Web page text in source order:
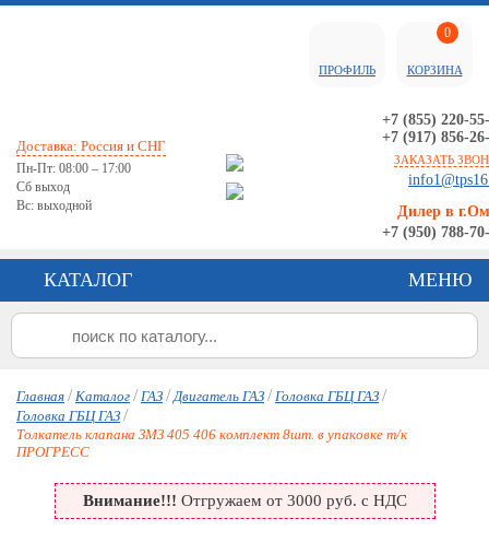
Доставка: Россия и СНГ
Пн-Пт: 08:00 – 17:00
Сб выход
Вс: выходной
+7 (855) 220-
+7 (917) 856-
ЗАКАЗАТЬ
Дилер в
+7 (950) 788-
ПРОФИЛЬ
0
КОРЗИНА
КАТАЛОГ МЕНЮ
Главная / Каталог / ГАЗ / Двигатель ГАЗ / Головка ГБЦ ГАЗ /
Головка ГБЦ ГАЗ /
Толкатель клапана ЗМЗ 405 406 комплект 8шт. в упаковке т/к
ПРОГРЕСС
Внимание!!! Отгружаем от 3000 руб. с НДС